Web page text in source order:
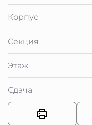
Корпус
Секция
Этаж
Сдача